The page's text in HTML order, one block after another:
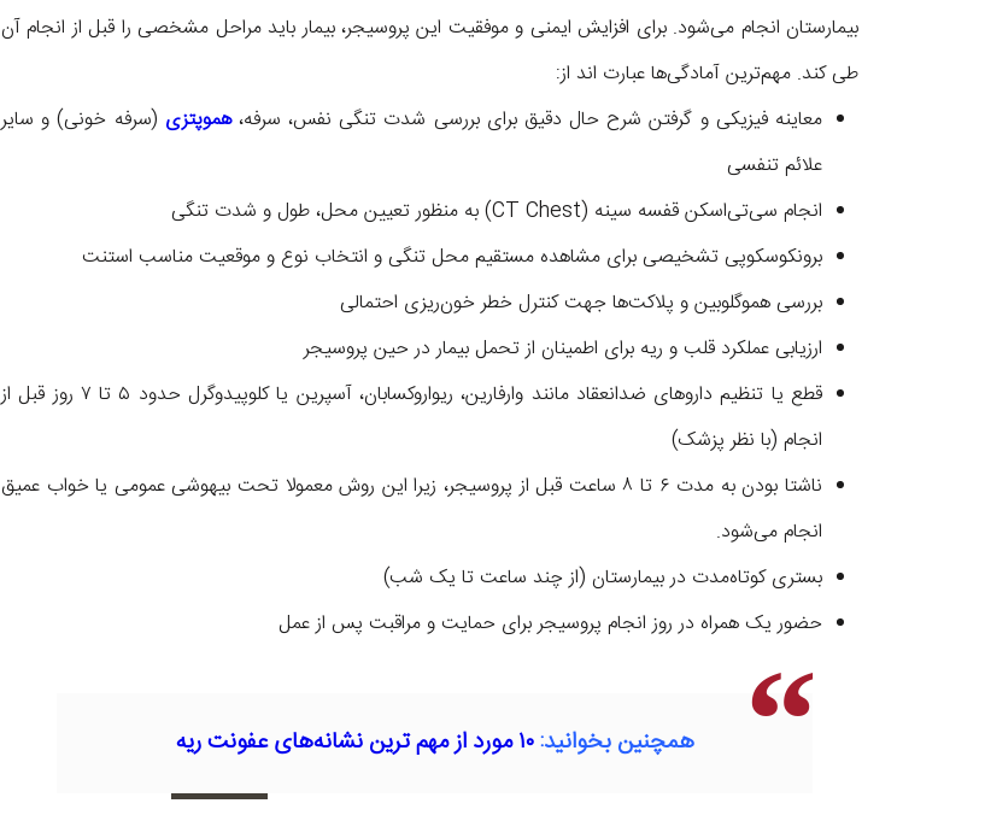
بیمارستان انجام می‌شود. برای افزایش ایمنی و موفقیت این پروسیجر، بیمار باید مراحل مشخصی را قبل از انجام آن
طی کند. مهم‌ترین آمادگی‌ها عبارت اند از:
معاینه فیزیکی و گرفتن شرح حال دقیق برای بررسی شدت تنگی نفس، سرفه،هموپتزی (سرفه خونی) و سایر
علائم تنفسی
انجام سی‌تی‌اسکن قفسه سینه (CT Chest) به‌ منظور تعیین محل، طول و شدت تنگی
برونکوسکوپی تشخیصی برای مشاهده مستقیم محل تنگی و انتخاب نوع و موقعیت مناسب استنت
بررسی هموگلوبین و پلاکت‌ها جهت کنترل خطر خون‌ریزی احتمالی
ارزیابی عملکرد قلب و ریه برای اطمینان از تحمل بیمار در حین پروسیجر
قطع یا تنظیم داروهای ضدانعقاد مانند وارفارین، ریواروکسابان، آسپرین یا کلوپیدوگرل حدود ۵ تا ۷ روز قبل از
انجام (با نظر پزشک)
ناشتا بودن به مدت ۶ تا ۸ ساعت قبل از پروسیجر، زیرا این روش معمولا تحت بیهوشی عمومی یا خواب عمیق
انجام می‌شود.
بستری کوتاه‌مدت در بیمارستان (از چند ساعت تا یک شب)
حضور یک همراه در روز انجام پروسیجر برای حمایت و مراقبت پس از عمل
همچنین بخوانید:۱۰ مورد از مهم ترین نشانه‌های عفونت ریه